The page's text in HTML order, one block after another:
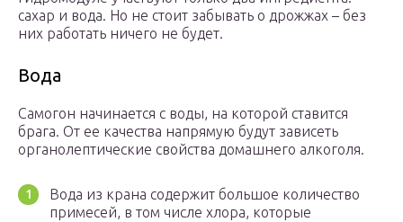
сахар и вода. Но не стоит забывать о дрожжах – без
них работать ничего не будет.
Вода
Самогон начинается с воды, на которой ставится
брага. От ее качества напрямую будут зависеть
органолептические свойства домашнего алкоголя.
Вода из крана содержит большое количество
примесей, в том числе хлора, которые